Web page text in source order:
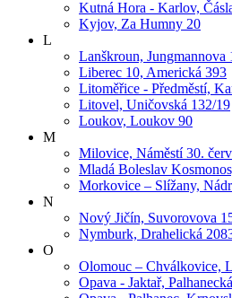
Kutná Hora - Karlov,
Kyjov, Za Humny 20
L
Lanškroun, Jungmannova
Liberec 10, Americká 393
Litoměřice - Předměstí,
Litovel, Uničovská 132/19
Loukov, Loukov 90
M
Milovice, Náměstí 30.
Mladá Boleslav
Morkovice – Slížany,
N
Nový Jičín, Suvorovova
Nymburk, Drahelická
O
Olomouc – Chválkovice,
Opava - Jaktař,